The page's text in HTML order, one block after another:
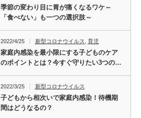
季節の変わり目に胃が痛くなるワケ～
「食べない」も一つの選択肢～
2022/4/25 新型コロナウイルス 育児
家庭内感染を最小限にする子どものケア
のポイントとは？今すぐ守りたい3つの…
2022/3/25 新型コロナウイルス
子どもから相次いで家庭内感染！待機期
間はどうなるの？